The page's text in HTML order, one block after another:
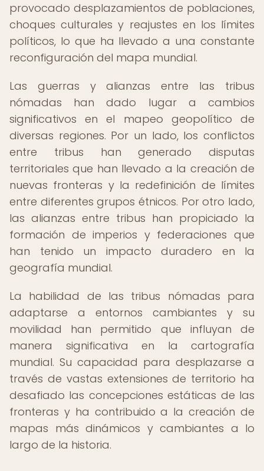
provocado desplazamientos de poblaciones,
choques culturales y reajustes en los límites
políticos, lo que ha llevado a una constante
reconfiguración del mapa mundial.
Las guerras y alianzas entre las tribus
nómadas han dado lugar a cambios
significativos en el mapeo geopolítico de
diversas regiones. Por un lado, los conflictos
entre tribus han generado disputas
territoriales que han llevado a la creación de
nuevas fronteras y la redefinición de límites
entre diferentes grupos étnicos. Por otro lado,
las alianzas entre tribus han propiciado la
formación de imperios y federaciones que
han tenido un impacto duradero en la
geografía mundial.
La habilidad de las tribus nómadas para
adaptarse a entornos cambiantes y su
movilidad han permitido que influyan de
manera significativa en la cartografía
mundial. Su capacidad para desplazarse a
través de vastas extensiones de territorio ha
desafiado las concepciones estáticas de las
fronteras y ha contribuido a la creación de
mapas más dinámicos y cambiantes a lo
largo de la historia.